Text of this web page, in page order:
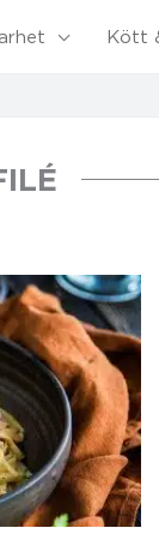
Kött